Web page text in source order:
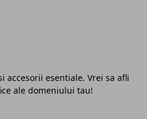
accesorii esentiale. Vrei sa afli
ale domeniului tau!